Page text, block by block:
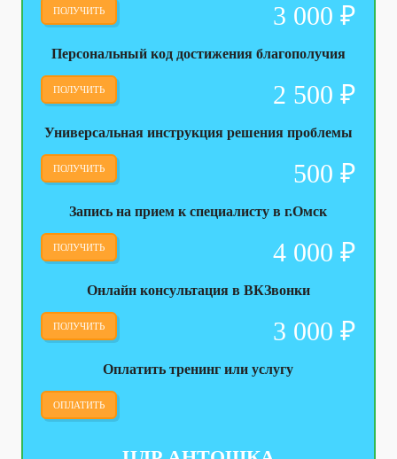
ПОЛУЧИТЬ 3 000₽
Персональный код достижения благополучия
ПОЛУЧИТЬ 2 500₽
Универсальная инструкция решения проблемы
ПОЛУЧИТЬ 500₽
Запись на прием к специалисту в г.Омск
ПОЛУЧИТЬ 4 000₽
Онлайн консультация в ВКЗвонки
ПОЛУЧИТЬ 3 000₽
Оплатить тренинг или услугу
ОПЛАТИТЬ